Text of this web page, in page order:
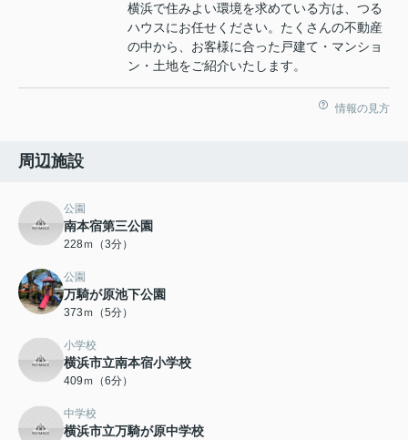
横浜で住みよい環境を求めている方は、つる
ハウスにお任せください。たくさんの不動産
の中から、お客様に合った戸建て・マンショ
ン・土地をご紹介いたします。
情報の見方
周辺施設
公園
南本宿第三公園
228ｍ（3分）
公園
万騎が原池下公園
373ｍ（5分）
小学校
横浜市立南本宿小学校
409ｍ（6分）
中学校
横浜市立万騎が原中学校